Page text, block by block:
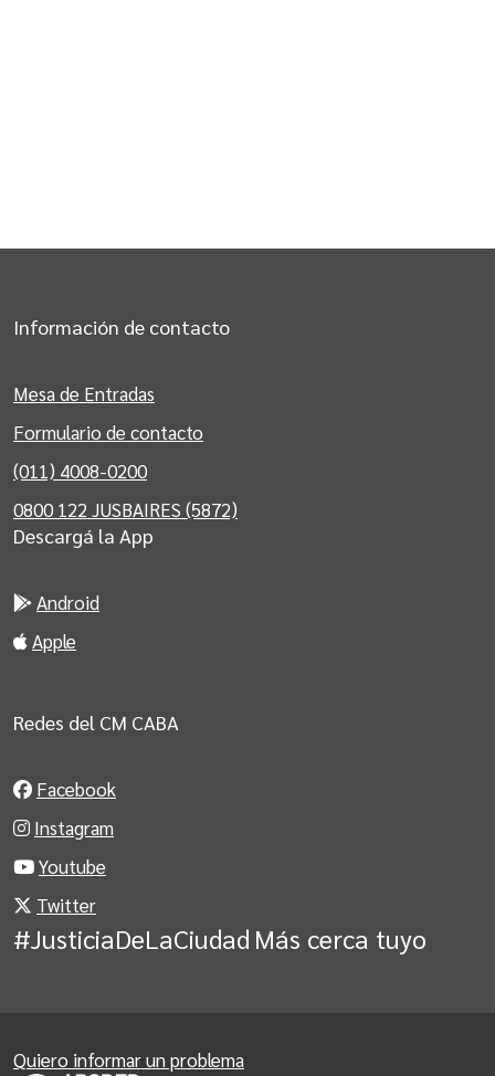
Información de contacto
Mesa de Entradas
Formulario de contacto
(011) 4008-0200
0800 122 JUSBAIRES (5872)
Descargá la App
Android
Apple
Redes del CM CABA
Facebook
Instagram
Youtube
Twitter
#JusticiaDeLaCiudad Más cerca tuyo
Quiero informar un problema